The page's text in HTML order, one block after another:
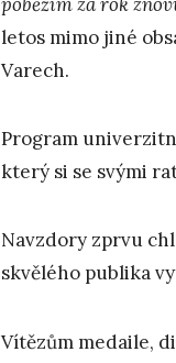
letos mimo jiné
Varech.
Program
který si se svými
Navzdory zprvu
skvělého publika
Vítězům medaile,